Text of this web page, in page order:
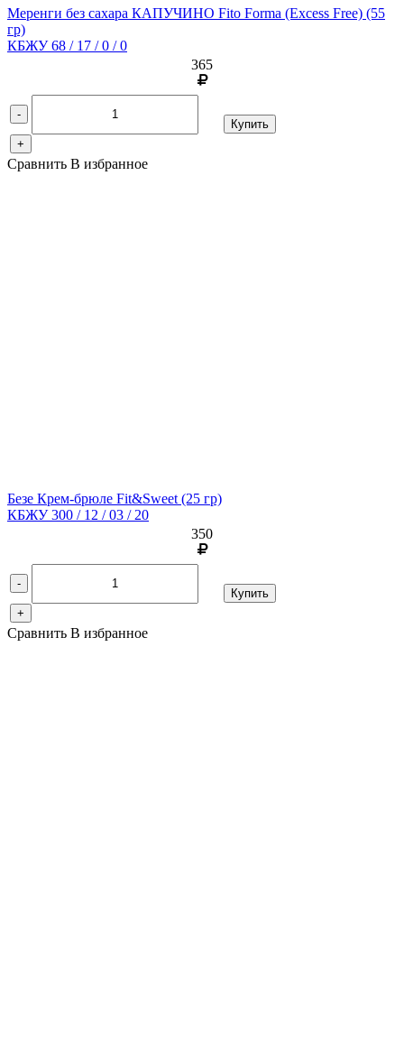
Меренги без сахара КАПУЧИНО Fito Forma (Excess Free) (55
гр)
КБЖУ 68 / 17 / 0 / 0
365
-
+
Купить
Сравнить В избранное
Безе Крем-брюле Fit&Sweet (25 гр)
КБЖУ 300 / 12 / 03 / 20
350
-
+
Купить
Сравнить В избранное